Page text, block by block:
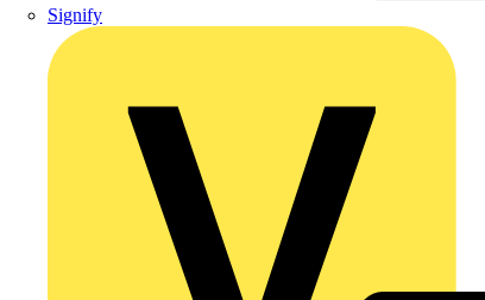
Signify